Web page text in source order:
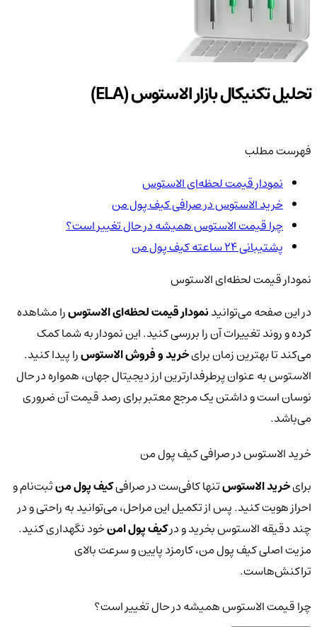
تحلیل تکنیکال بازار الاستوس (ELA)
فهرست مطلب
نمودار قیمت لحظه‌ای الاستوس
خرید الاستوس در صرافی کیف پول من
چرا قیمت الاستوس همیشه در حال تغییر است؟
پشتیبانی ۲۴ ساعته کیف پول من
نمودار قیمت لحظه‌ای الاستوس
در این صفحه می‌توانیدنمودار قیمت لحظه‌ای الاستوسرا مشاهده
کرده و روند تغییرات آن را بررسی کنید. این نمودار به شما کمک
می‌کند تا بهترین زمان برایخرید و فروش الاستوسرا پیدا کنید.
الاستوس به عنوان پرطرفدارترین ارز دیجیتال جهان، همواره در حال
نوسان است و داشتن یک مرجع معتبر برای رصد قیمت آن ضروری
می‌باشد.
خرید الاستوس در صرافی کیف پول من
برایخرید الاستوستنها کافی‌ست در صرافیکیف پول منثبت‌نام و
احراز هویت کنید. پس از تکمیل این مراحل، می‌توانید به راحتی و در
چند دقیقه الاستوس بخرید و درکیف پول امنخود نگهداری کنید.
مزیت اصلی کیف پول من، کارمزد پایین و سرعت بالای
تراکنش‌هاست.
چرا قیمت الاستوس همیشه در حال تغییر است؟